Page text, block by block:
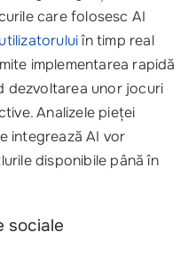
care folosesc AI
în timp real
implementarea rapidă
dezvoltarea unor jocuri
Analizele pieței
integrează AI vor
disponibile până în
sociale